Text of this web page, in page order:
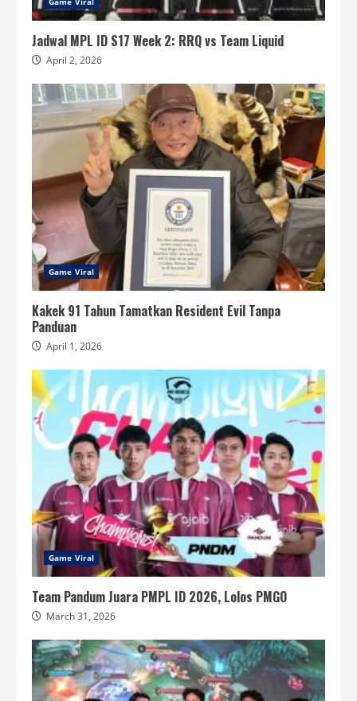
Jadwal MPL ID S17 Week 2: RRQ vs Team Liquid
April 2, 2026
Game Viral
Kakek 91 Tahun Tamatkan Resident Evil Tanpa
Panduan
April 1, 2026
Game Viral
Team Pandum Juara PMPL ID 2026, Lolos PMGO
March 31, 2026